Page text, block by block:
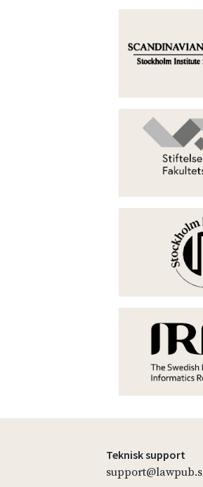
Teknisk support